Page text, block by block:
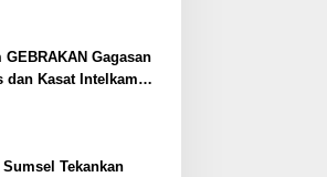
GEBRAKAN Gagasan
dan Kasat Intelkam
Sumsel Tekankan